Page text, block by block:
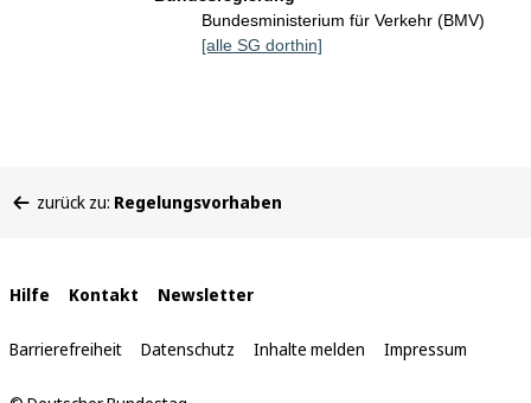
Bundesministerium für Verkehr (BMV)
[alle SG dorthin]
befinden
zurück zu: Regelungsvorhaben
Interne
Links
Hilfe Kontakt Newsletter
Barrierefreiheit Datenschutz Inhalte melden Impressum